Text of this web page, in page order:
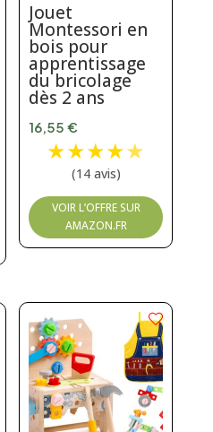
Jouet
Montessori en
bois pour
apprentissage
du bricolage
dès 2 ans
16,55€
★★★★★
(14 avis)
VOIR L’OFFRE SUR
AMAZON.FR